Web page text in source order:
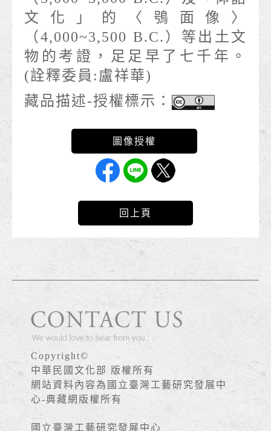
文化」的〈鴞面像〉
（4,000~3,500 B.C.）等出土文
物的考證，足足早了七千年。
(詮釋委員:盧祥華)
藏品描述-授權標示：
回上頁
Copyright©
中華民國文化部 版權所有
網站資料內容為國立臺灣工藝研究發展中
心-典藏網版權所有
國立臺灣工藝研究發展中心